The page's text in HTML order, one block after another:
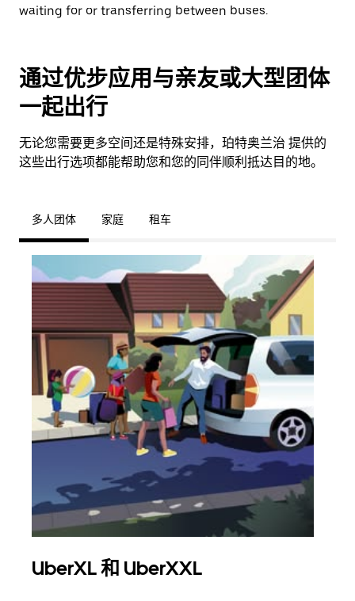
waiting for or transferring between buses.
通过优步应用与亲友或大型团体
一起出行
无论您需要更多空间还是特殊安排，珀特奥兰治 提供的
这些出行选项都能帮助您和您的同伴顺利抵达目的地。
多人团体 家庭 租车
UberXL 和 UberXXL